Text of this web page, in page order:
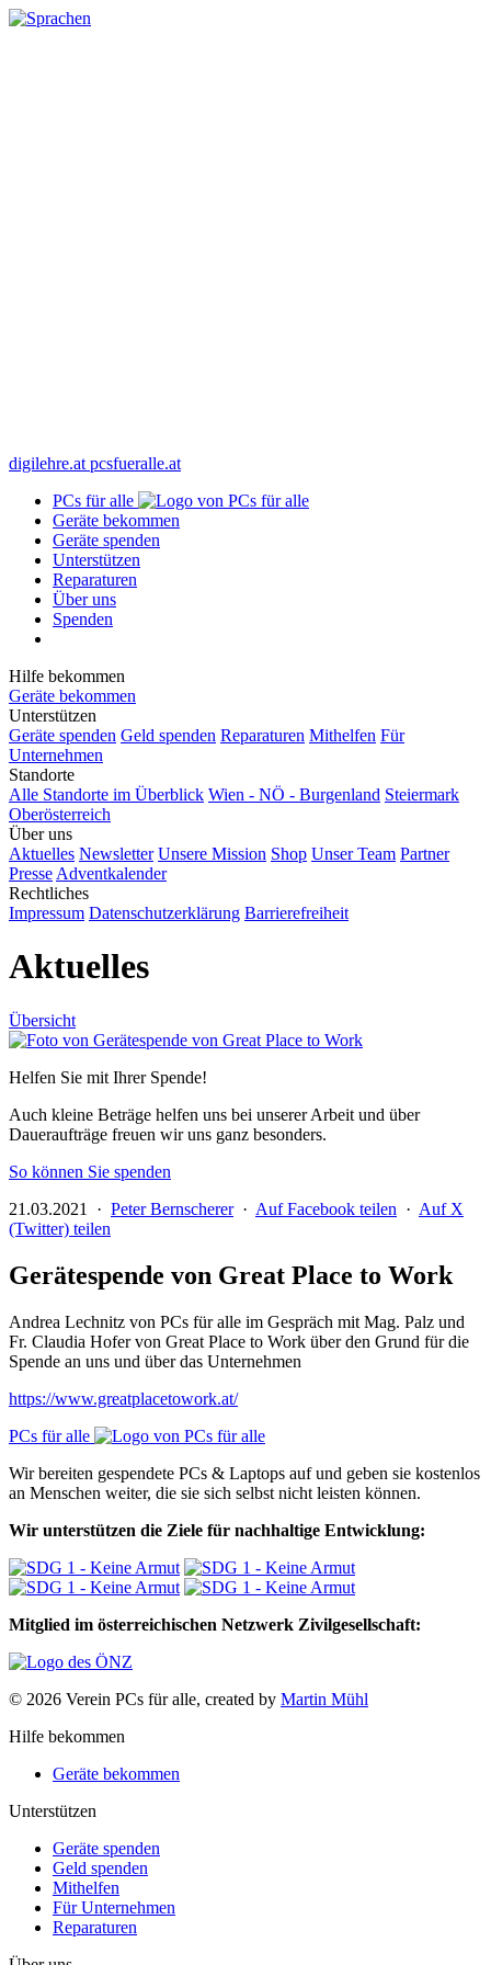
digilehre.at pcsfueralle.at
PCs für alle
Geräte bekommen
Geräte spenden
Unterstützen
Reparaturen
Über uns
Spenden
Hilfe bekommen
Geräte bekommen
Unterstützen
Geräte spenden Geld spenden Reparaturen Mithelfen Für
Unternehmen
Standorte
Alle Standorte im Überblick Wien - NÖ - Burgenland Steiermark
Oberösterreich
Über uns
Aktuelles Newsletter Unsere Mission Shop Unser Team Partner
Presse Adventkalender
Rechtliches
Impressum Datenschutzerklärung Barrierefreiheit
Aktuelles
Übersicht
Helfen Sie mit Ihrer Spende!
Auch kleine Beträge helfen uns bei unserer Arbeit und über
Daueraufträge freuen wir uns ganz besonders.
So können Sie spenden
21.03.2021 · Peter Bernscherer· Auf Facebook teilen · Auf X
(Twitter) teilen
Gerätespende von Great Place to Work
Andrea Lechnitz von PCs für alle im Gespräch mit Mag. Palz und
Fr. Claudia Hofer von Great Place to Work über den Grund für die
Spende an uns und über das Unternehmen
https://www.greatplacetowork.at/
PCs für alle
Wir bereiten gespendete PCs & Laptops auf und geben sie kostenlos
an Menschen weiter, die sie sich selbst nicht leisten können.
Wir unterstützen die Ziele für nachhaltige Entwicklung:
Mitglied im österreichischen Netzwerk Zivilgesellschaft:
© 2026 Verein PCs für alle, created by Martin Mühl
Hilfe bekommen
Geräte bekommen
Unterstützen
Geräte spenden
Geld spenden
Mithelfen
Für Unternehmen
Reparaturen